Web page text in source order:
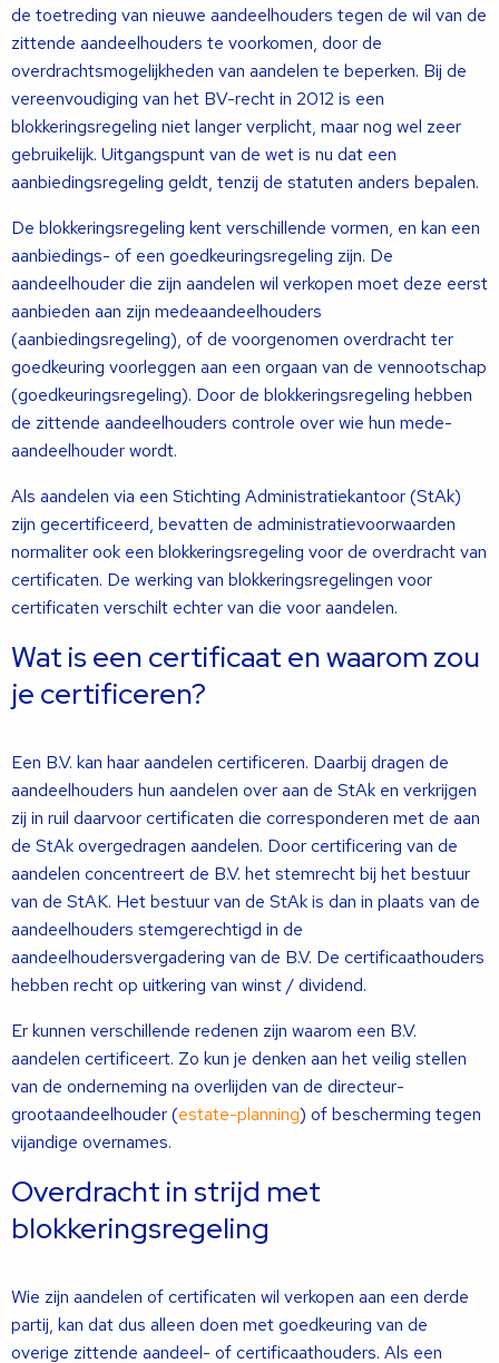
de toetreding van nieuwe aandeelhouders tegen de wil van de
zittende aandeelhouders te voorkomen, door de
overdrachtsmogelijkheden van aandelen te beperken. Bij de
vereenvoudiging van het BV-recht in 2012 is een
blokkeringsregeling niet langer verplicht, maar nog wel zeer
gebruikelijk. Uitgangspunt van de wet is nu dat een
aanbiedingsregeling geldt, tenzij de statuten anders bepalen.
De blokkeringsregeling kent verschillende vormen, en kan een
aanbiedings- of een goedkeuringsregeling zijn. De
aandeelhouder die zijn aandelen wil verkopen moet deze eerst
aanbieden aan zijn medeaandeelhouders
(aanbiedingsregeling), of de voorgenomen overdracht ter
goedkeuring voorleggen aan een orgaan van de vennootschap
(goedkeuringsregeling). Door de blokkeringsregeling hebben
de zittende aandeelhouders controle over wie hun mede-
aandeelhouder wordt.
Als aandelen via een Stichting Administratiekantoor (StAk)
zijn gecertificeerd, bevatten de administratievoorwaarden
normaliter ook een blokkeringsregeling voor de overdracht van
certificaten. De werking van blokkeringsregelingen voor
certificaten verschilt echter van die voor aandelen.
Wat is een certificaat en waarom zou
je certificeren?
Een B.V. kan haar aandelen certificeren. Daarbij dragen de
aandeelhouders hun aandelen over aan de StAk en verkrijgen
zij in ruil daarvoor certificaten die corresponderen met de aan
de StAk overgedragen aandelen. Door certificering van de
aandelen concentreert de B.V. het stemrecht bij het bestuur
van de StAK. Het bestuur van de StAk is dan in plaats van de
aandeelhouders stemgerechtigd in de
aandeelhoudersvergadering van de B.V. De certificaathouders
hebben recht op uitkering van winst / dividend.
Er kunnen verschillende redenen zijn waarom een B.V.
aandelen certificeert. Zo kun je denken aan het veilig stellen
van de onderneming na overlijden van de directeur-
grootaandeelhouder (estate-planning) of bescherming tegen
vijandige overnames.
Overdracht in strijd met
blokkeringsregeling
Wie zijn aandelen of certificaten wil verkopen aan een derde
partij, kan dat dus alleen doen met goedkeuring van de
overige zittende aandeel- of certificaathouders. Als een